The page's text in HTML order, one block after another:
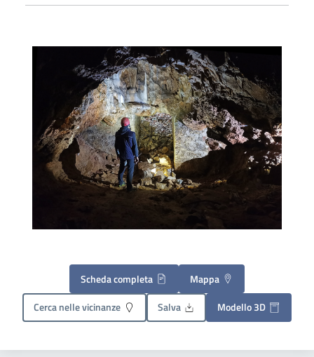
Scheda completa
Mappa
Cerca nelle vicinanze
Salva Modello 3D